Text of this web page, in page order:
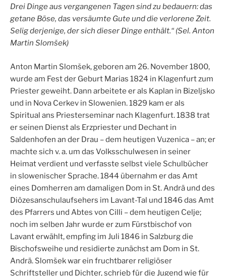
Drei Dinge aus vergangenen Tagen sind zu bedauern: das
getane Böse, das versäumte Gute und die verlorene Zeit.
Selig derjenige, der sich dieser Dinge enthält.“ (Sel. Anton
Martin Slomšek)
Anton Martin Slomšek, geboren am 26. November 1800,
wurde am Fest der Geburt Marias 1824 in Klagenfurt zum
Priester geweiht. Dann arbeitete er als Kaplan in Bizeljsko
und in Nova Cerkev in Slowenien. 1829 kam er als
Spiritual ans Priesterseminar nach Klagenfurt. 1838 trat
er seinen Dienst als Erzpriester und Dechant in
Saldenhofen an der Drau – dem heutigen Vuzenica – an; er
machte sich v. a. um das Volksschulwesen in seiner
Heimat verdient und verfasste selbst viele Schulbücher
in slowenischer Sprache. 1844 übernahm er das Amt
eines Domherren am damaligen Dom in St. Andrä und des
Diözesanschulaufsehers im Lavant-Tal und 1846 das Amt
des Pfarrers und Abtes von Cilli – dem heutigen Celje;
noch im selben Jahr wurde er zum Fürstbischof von
Lavant erwählt, empfing im Juli 1846 in Salzburg die
Bischofsweihe und residierte zunächst am Dom in St.
Andrä. Slomšek war ein fruchtbarer religiöser
Schriftsteller und Dichter, schrieb für die Jugend wie für